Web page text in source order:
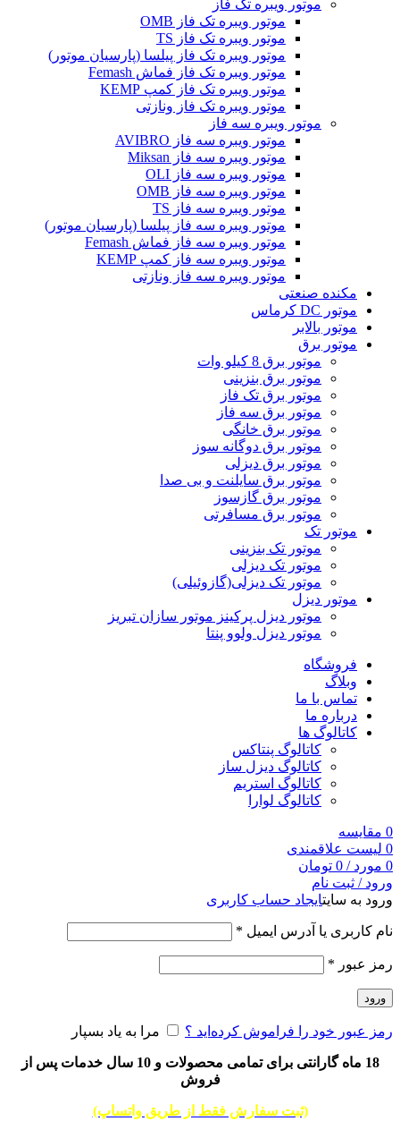
موتور ویبره تک فاز
موتور ویبره تک فاز OMB
موتور ویبره تک فاز TS
موتور ویبره تک فاز پیلسا (پارسیان موتور)
موتور ویبره تک فاز فماش Femash
موتور ویبره تک فاز کمپ KEMP
موتور ویبره تک فاز ونازتی
موتور ویبره سه فاز
موتور ویبره سه فاز AVIBRO
موتور ویبره سه فاز Miksan
موتور ویبره سه فاز OLI
موتور ویبره سه فاز OMB
موتور ویبره سه فاز TS
موتور ویبره سه فاز پیلسا (پارسیان موتور)
موتور ویبره سه فاز فماش Femash
موتور ویبره سه فاز کمپ KEMP
موتور ویبره سه فاز ونازتی
مکنده صنعتی
موتور DC کرماس
موتور بالابر
موتور برق
موتور برق 8 کیلو وات
موتور برق بنزینی
موتور برق تک فاز
موتور برق سه فاز
موتور برق خانگی
موتور برق دوگانه سوز
موتور برق دیزلی
موتور برق سایلنت و بی صدا
موتور برق گازسوز
موتور برق مسافرتی
موتور تک
موتور تک بنزینی
موتور تک دیزلی
موتور تک دیزلی(گازوئیلی)
موتور دیزل
موتور دیزل پرکینز موتور سازان تبریز
موتور دیزل ولوو پنتا
فروشگاه
وبلاگ
تماس با ما
درباره ما
کاتالوگ ها
کاتالوگ پنتاکس
کاتالوگ دیزل ساز
کاتالوگ استریم
کاتالوگ لوارا
0 مقایسه
0 لیست علاقمندی
0 مورد /
0 تومان
ورود / ثبت نام
ورود به سایتایجاد حساب کاربری
نام کاربری یا آدرس ایمیل *
رمز عبور *
ورود
رمز عبور خود را فراموش کرده‌اید ؟ مرا به یاد بسپار
18 ماه گارانتی برای تمامی محصولات و 10 سال خدمات پس از
فروش
(ثبت سفارش فقط از طریق واتساپ)